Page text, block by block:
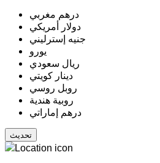
درهم مغربي
دولار أمريكي
جنيه إسترليني
يورو
ريال سعودي
دينار كويتي
روبل روسي
روبية هندية
درهم إماراتي